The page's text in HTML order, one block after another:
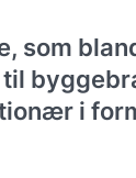
som
i